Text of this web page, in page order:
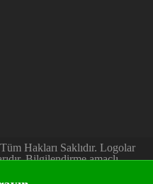
Hakları Saklıdır. Logolar
Bilgilendirme amaçlı
üzerine özel servis hizmeti